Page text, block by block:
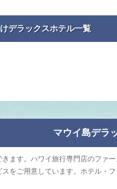
デラックスホテル一覧
マウイ島デラ
ます。ハワイ旅行専門店のファ
をご用意しています。ホテル・